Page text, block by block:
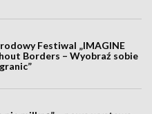
Festiwal „IMAGINE
Borders – Wyobraź sobie